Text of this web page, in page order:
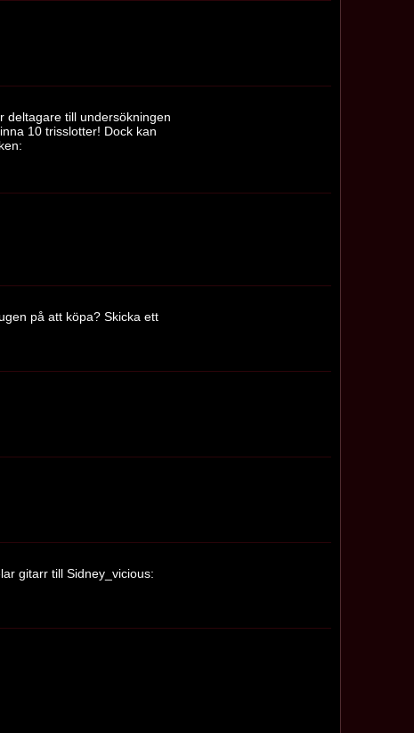
deltagare till undersökningen
10 trisslotter! Dock kan
på att köpa? Skicka ett
gitarr till Sidney_vicious: